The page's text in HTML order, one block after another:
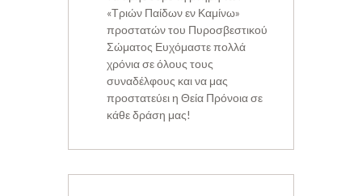
«Τριών Παίδων εν Καμίνω»
προστατών του Πυροσβεστικού
Σώματος Ευχόμαστε πολλά
χρόνια σε όλους τους
συναδέλφους και να μας
προστατεύει η Θεία Πρόνοια σε
κάθε δράση μας!